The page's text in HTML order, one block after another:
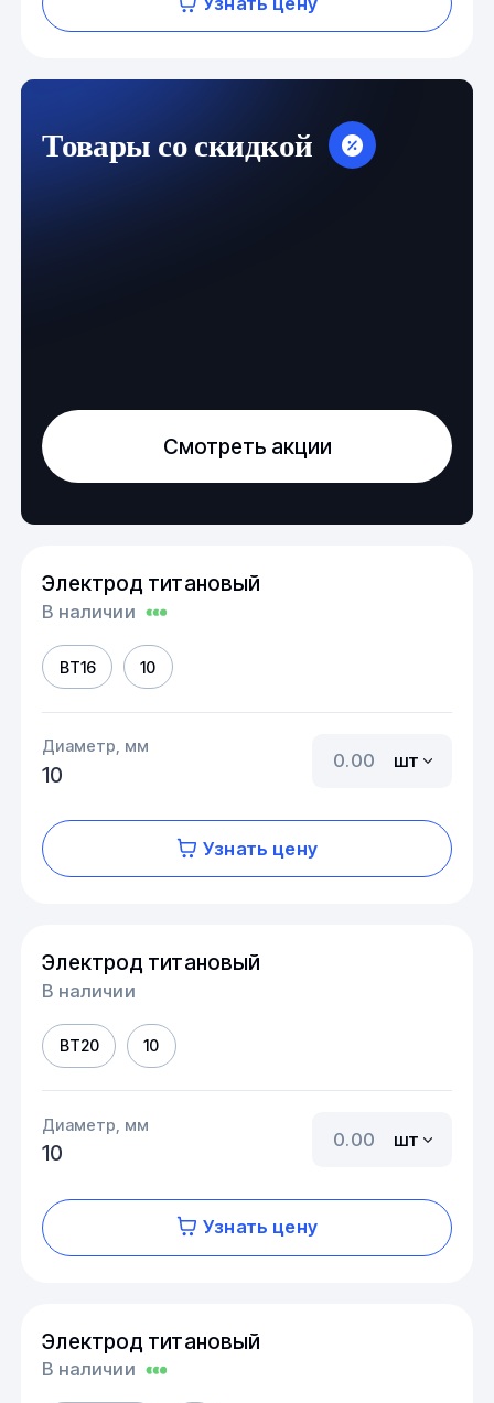
Товары со скидкой
Смотреть акции
Электрод титановый
В наличии
ВТ16 10
Диаметр, мм
10
шт
Узнать цену
Электрод титановый
В наличии
ВТ20 10
Диаметр, мм
10
шт
Узнать цену
Электрод титановый
В наличии